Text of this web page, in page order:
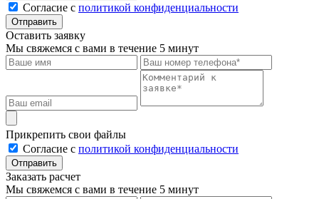
Cогласие с политикой конфиденциальности
Отправить
Оставить заявку
Мы свяжемся с вами в течение 5 минут
Прикрепить свои файлы
Cогласие с политикой конфиденциальности
Отправить
Заказать расчет
Мы свяжемся с вами в течение 5 минут